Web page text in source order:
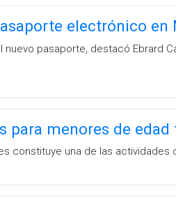
electrónico en
nuevo pasaporte, destacó Ebrard
para menores de
constituye una de las actividades